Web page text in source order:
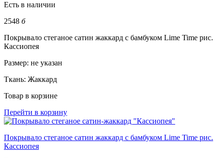
Есть в наличии
2548 б
Покрывало стеганое сатин жаккард с бамбуком Lime Time рис.
Кассиопея
Размер: не указан
Ткань: Жаккард
Товар в корзине
Перейти в корзину
Покрывало стеганое сатин жаккард с бамбуком Lime Time рис.
Кассиопея